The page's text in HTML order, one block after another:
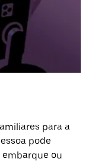
para a
pode
ou